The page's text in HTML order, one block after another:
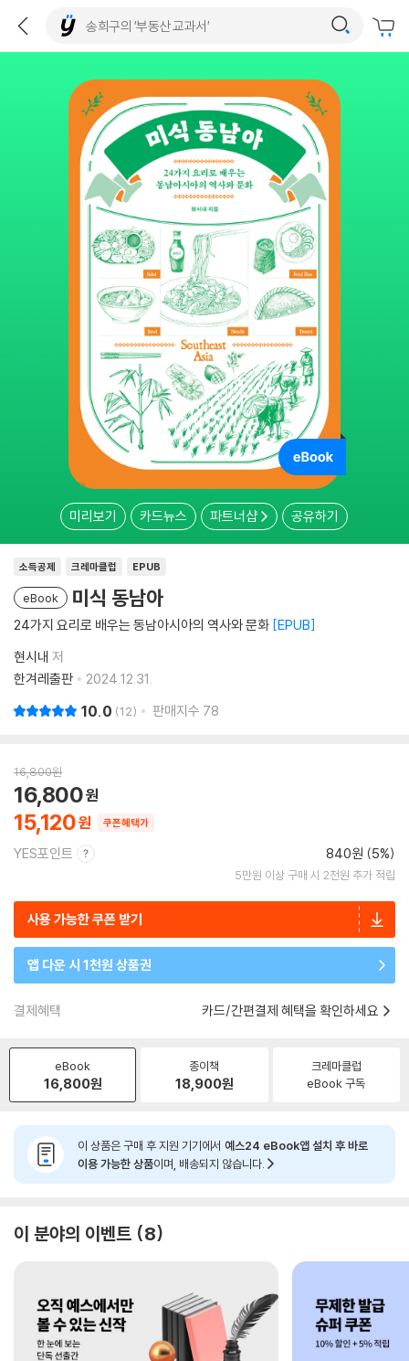
미리보기 카드뉴스 파트너샵 공유하기
소득공제 크레마클럽 EPUB
eBook 미식 동남아
24가지 요리로 배우는 동남아시아의 역사와 문화 EPUB
현시내 저
한겨레출판
2024.12.31.
10.0 12 판매지수 78
16,800원
15,120
16,800
쿠폰혜택가
YES포인트 840원 (5%)
5만원 이상 구매 시 2천원 추가 적립
사용 가능한 쿠폰 받기
앱 다운 시 1천원 상품권
결제혜택 카드/간편결제 혜택을 확인하세요
eBook
16,800원
종이책
18,900원
크레마클럽
eBook 구독
이 상품은 구매 후 지원 기기에서 예스24 eBook앱 설치 후 바로
이용 가능한 상품이며, 배송되지 않습니다.
이 분야의 이벤트 8